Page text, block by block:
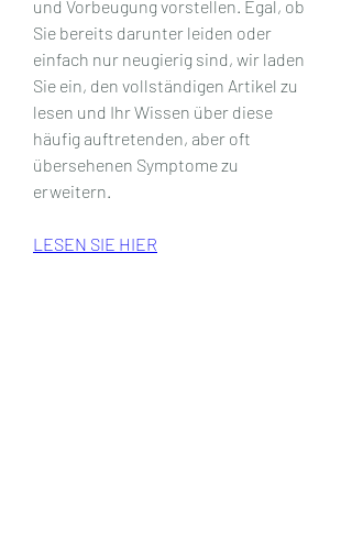
und Vorbeugung vorstellen. Egal, ob
Sie bereits darunter leiden oder
einfach nur neugierig sind, wir laden
Sie ein, den vollständigen Artikel zu
lesen und Ihr Wissen über diese
häufig auftretenden, aber oft
übersehenen Symptome zu
erweitern.
LESEN SIE HIER